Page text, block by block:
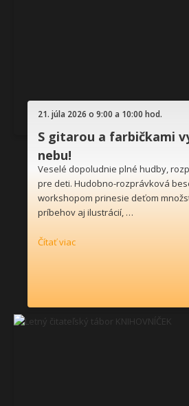
21. júla 2026 o 9:00 a 10:00 hod.
S gitarou a farbičkami
nebu!
Veselé dopoludnie plné hudby,
pre deti. Hudobno-rozprávková
workshopom prinesie deťom
príbehov aj ilustrácií, …
Čítať viac